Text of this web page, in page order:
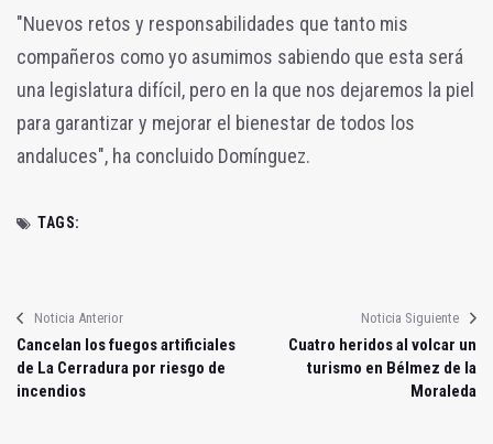
"Nuevos retos y responsabilidades que tanto mis
compañeros como yo asumimos sabiendo que esta será
una legislatura difícil, pero en la que nos dejaremos la piel
para garantizar y mejorar el bienestar de todos los
andaluces", ha concluido Domínguez.
TAGS:
Noticia Anterior
Cancelan los fuegos artificiales
de La Cerradura por riesgo de
incendios
Noticia Siguiente
Cuatro heridos al volcar un
turismo en Bélmez de la
Moraleda